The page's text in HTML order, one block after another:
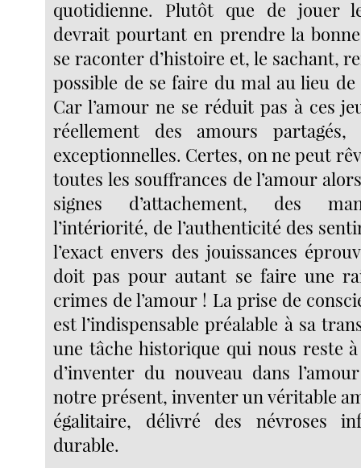
quotidienne. Plutôt que de jouer
devrait pourtant en prendre la
se raconter d’histoire et, le sachant,
possible de se faire du mal au lieu
Car l’amour ne se réduit pas à ces
réellement des amours partagés,
exceptionnelles. Certes, on ne peut
toutes les souffrances de l’amour
signes d’attachement, des
l’intériorité, de l’authenticité des
l’exact envers des jouissances
doit pas pour autant se faire une
crimes de l’amour ! La prise de
est l’indispensable préalable à sa
une tâche historique qui nous reste
d’inventer du nouveau dans
notre présent, inventer un véritable
égalitaire, délivré des névroses
durable.